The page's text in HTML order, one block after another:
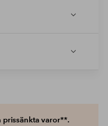
prissänkta varor**.